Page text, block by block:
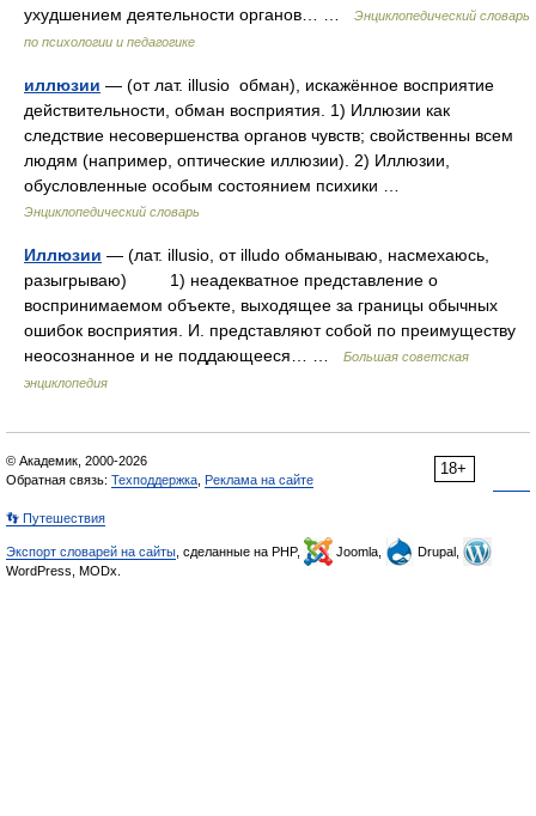
ухудшением деятельности органов… …
Энциклопедический словарь
по психологии и педагогике
иллюзии — (от лат. illusio обман), искажённое восприятие
действительности, обман восприятия. 1) Иллюзии как
следствие несовершенства органов чувств; свойственны всем
людям (например, оптические иллюзии). 2) Иллюзии,
обусловленные особым состоянием психики …
Энциклопедический словарь
Иллюзии — (лат. illusio, от illudo обманываю, насмехаюсь,
разыгрываю) 1) неадекватное представление о
воспринимаемом объекте, выходящее за границы обычных
ошибок восприятия. И. представляют собой по преимуществу
неосознанное и не поддающееся… …
Большая советская
энциклопедия
18+
© Академик, 2000-2026
Обратная связь: Техподдержка Реклама на сайте
👣 Путешествия
Экспорт словарей на сайты , сделанные на PHP, Joomla,
Drupal,
WordPress, MODx.